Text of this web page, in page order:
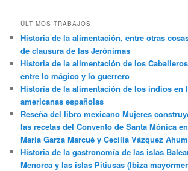
ÚLTIMOS TRABAJOS
Historia de la alimentación, entre otras
de clausura de las Jerónimas
Historia de la alimentación de los
entre lo mágico y lo guerrero
Historia de la alimentación de los indios en
americanas españolas
Reseña del libro mexicano Mujeres
las recetas del Convento de Santa Mónica
María Garza Marcué y Cecilia Vázquez
Historia de la gastronomía de las islas
Menorca y las islas Pitiusas (Ibiza